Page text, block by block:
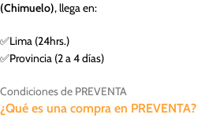
(Chimuelo), llega en:
✅Lima (24hrs.)
✅Provincia (2 a 4 días)
Condiciones de PREVENTA
¿Qué es una compra en PREVENTA?